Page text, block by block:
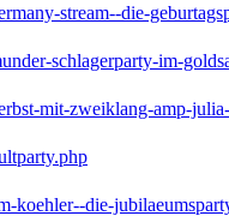
stream--die-
schlagerparty-im-
mit-zweiklang-amp-
koehler--die-